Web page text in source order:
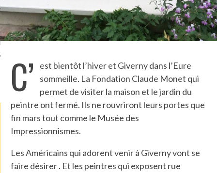
LA PHOTO
C’
est bientôt l’hiver et Giverny dans l’Eure
sommeille. La Fondation Claude Monet qui
permet de visiter la maison et le jardin du
peintre ont fermé. Ils ne rouvriront leurs portes que
fin mars tout comme le Musée des
Impressionnismes.
Les Américains qui adorent venir à Giverny vont se
faire désirer . Et les peintres qui exposent rue